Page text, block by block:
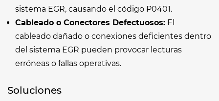
sistema EGR, causando el código P0401.
Cableado o Conectores Defectuosos: El
cableado dañado o conexiones deficientes dentro
del sistema EGR pueden provocar lecturas
erróneas o fallas operativas.
Soluciones